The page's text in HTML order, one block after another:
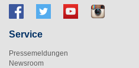
Service
Pressemeldungen
Newsroom